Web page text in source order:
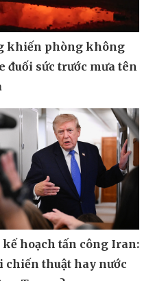
khiến phòng không
đuối sức trước mưa tên
kế hoạch tấn công Iran:
chiến thuật hay nước